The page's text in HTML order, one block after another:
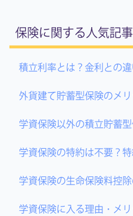
保険に関する人気記事
積立利率とは？金利との
外貨建て貯蓄型保険のメ
学資保険以外の積立貯蓄
学資保険の特約は不要？
学資保険の生命保険料控
学資保険に入る理由・メ